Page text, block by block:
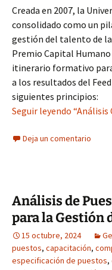
Creada en 2007, la
consolidado como un
gestión del talento de
Premio Capital
itinerario formativo
a los resultados del
siguientes principios:
Seguir leyendo
Deja un comentario
Análisis de
para la Gestión
15 octubre, 2024
puestos, capacitación,
especificación de puestos,